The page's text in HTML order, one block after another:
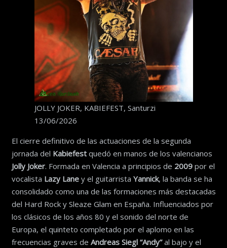
JOLLY JOKER, KABIEFEST, Santurzi
13/06/2026
El cierre definitivo de las actuaciones de la segunda
jornada del Kabiefestquedó en manos de los valencianos
Jolly Joker. Formada en Valencia a principios de 2009por el
vocalista Lazy Laney el guitarrista Yannick, la banda se ha
consolidado como una de las formaciones más destacadas
del Hard Rock y Sleaze Glam en España. Influenciados por
los clásicos de los años 80 y el sonido del norte de
Europa, el quinteto completado por el aplomo en las
frecuencias graves de Andreas Siegl “Andy”al bajo y el